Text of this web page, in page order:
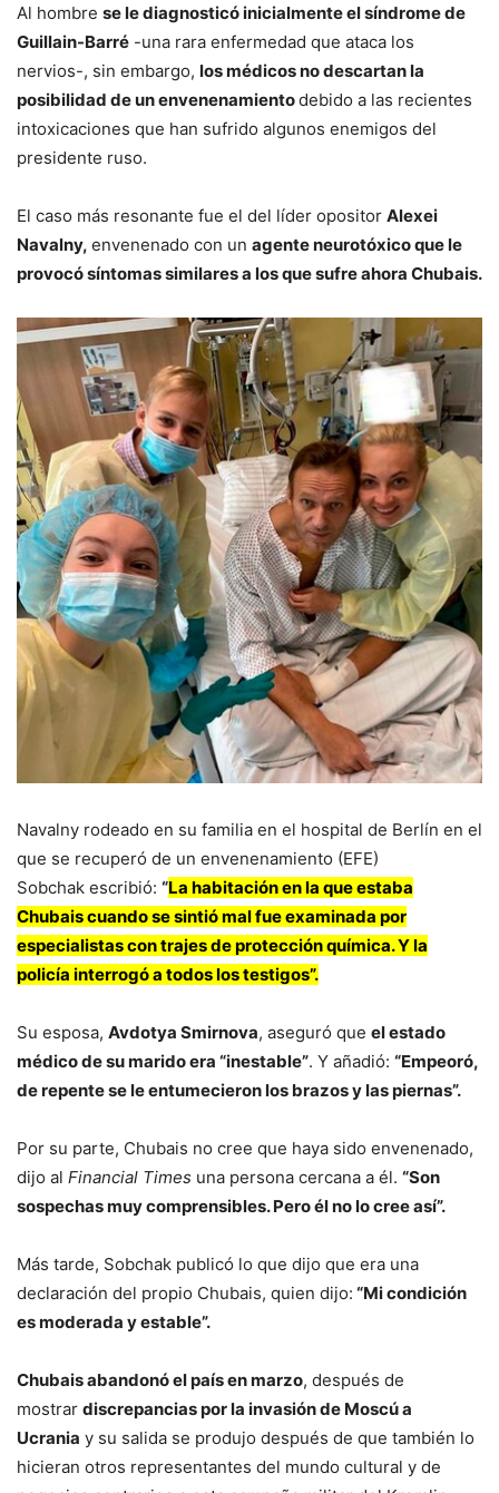
Al hombre se le diagnosticó inicialmente el síndrome de
Guillain-Barré -una rara enfermedad que ataca los
nervios-, sin embargo, los médicos no descartan la
posibilidad de un envenenamientodebido a las recientes
intoxicaciones que han sufrido algunos enemigos del
presidente ruso.
El caso más resonante fue el del líder opositor Alexei
Navalny, envenenado con un agente neurotóxico que le
provocó síntomas similares a los que sufre ahora Chubais.
Navalny rodeado en su familia en el hospital de Berlín en el
que se recuperó de un envenenamiento (EFE)
Sobchak escribió: “La habitación en la que estaba
Chubais cuando se sintió mal fue examinada por
especialistas con trajes de protección química. Y la
policía interrogó a todos los testigos”.
Su esposa, Avdotya Smirnova, aseguró que el estado
médico de su marido era “inestable”. Y añadió: “Empeoró,
de repente se le entumecieron los brazos y las piernas”.
Por su parte, Chubais no cree que haya sido envenenado,
dijo al Financial Times una persona cercana a él. “Son
sospechas muy comprensibles. Pero él no lo cree así”.
Más tarde, Sobchak publicó lo que dijo que era una
declaración del propio Chubais, quien dijo: “Mi condición
es moderada y estable”.
Chubais abandonó el país en marzo, después de
mostrar discrepancias por la invasión de Moscú a
Ucrania y su salida se produjo después de que también lo
hicieran otros representantes del mundo cultural y de